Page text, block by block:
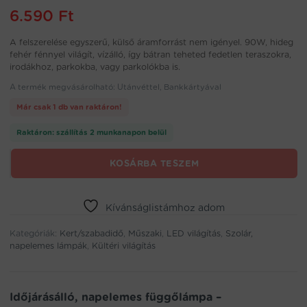
6.590 Ft
A felszerelése egyszerű, külső áramforrást nem igényel. 90W, hideg
fehér fénnyel világít, vízálló, így bátran teheted fedetlen teraszokra,
irodákhoz, parkokba, vagy parkolókba is.
A termék megvásárolható: Utánvéttel, Bankkártyával
Már csak 1 db van raktáron!
Raktáron: szállítás 2 munkanapon belül
kültéri
világítás
(BBL)
KOSÁRBA TESZEM
Kívánságlistámhoz adom
Kategóriák: Kert/szabadidő, Műszaki, LED világítás, Szolár,
napelemes lámpák, Kültéri világítás
Időjárásálló, napelemes függőlámpa –